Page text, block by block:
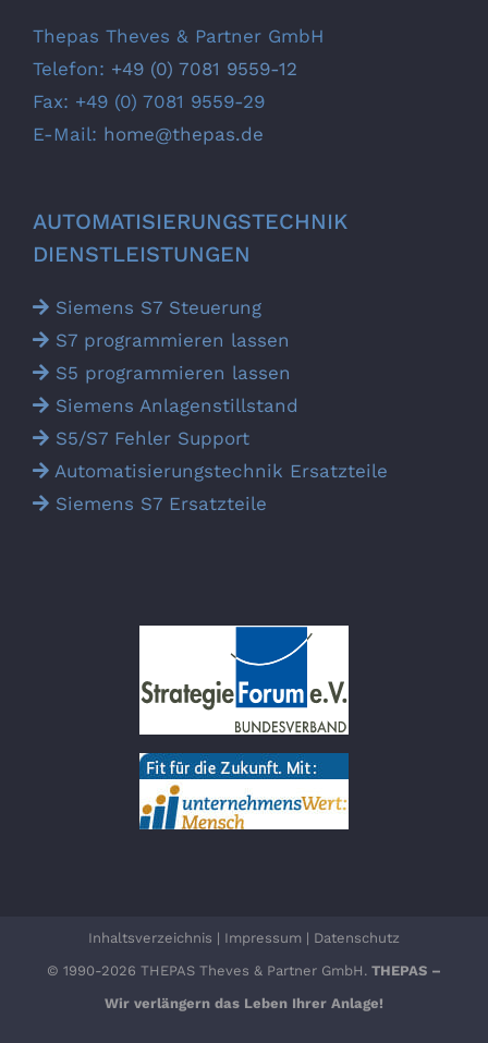
Thepas Theves & Partner GmbH
Telefon: +49 (0) 7081 9559-12
Fax: +49 (0) 7081 9559-29
E-Mail: home@thepas.de
AUTOMATISIERUNGS­TECHNIK
DIENSTLEISTUNGEN
Siemens S7 Steuerung
S7 programmieren lassen
S5 programmieren lassen
Siemens Anlagen­stillstand
S5/S7 Fehler Support
Automatisierungs­technik Ersatz­teile
Siemens S7 Ersatz­teile
Inhaltsverzeichnis | Impressum | Datenschutz
© 1990-2026 THEPAS Theves & Partner GmbH. THEPAS –
Wir verlängern das Leben Ihrer Anlage!